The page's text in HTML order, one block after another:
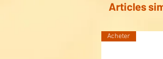
Articles
Acheter